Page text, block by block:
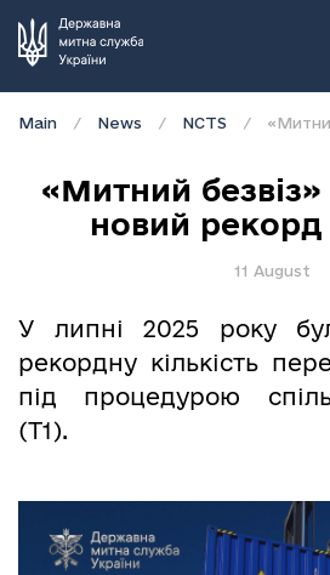
Main News NCTS
«Митний
новий рекорд
11 August
У липні 2025 року
рекордну кількість
під процедурою
(Т1).